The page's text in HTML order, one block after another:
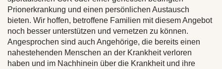
Prionerkrankung und einen persönlichen Austausch
bieten. Wir hoffen, betroffene Familien mit diesem Angebot
noch besser unterstützen und vernetzen zu können.
Angesprochen sind auch Angehörige, die bereits einen
nahestehenden Menschen an der Krankheit verloren
haben und im Nachhinein über die Krankheit und ihre